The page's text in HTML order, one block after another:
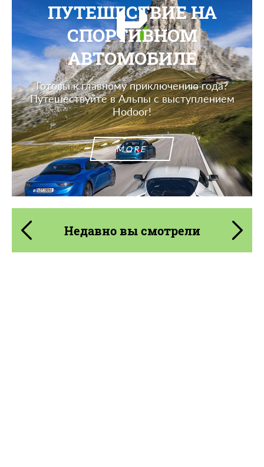
ПУТЕШЕСТВИЕ НА
СПОРТИВНОМ
АВТОМОБИЛЕ
Готовы к главному приключению года?
Путешествуйте в Альпы с выступлением
Hodoor!
MORE
Недавно вы смотрели